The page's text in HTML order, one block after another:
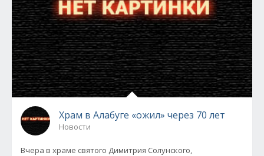
Храм в Алабуге «ожил» через 70 лет
Новости
Вчера в храме святого Димитрия Солунского,